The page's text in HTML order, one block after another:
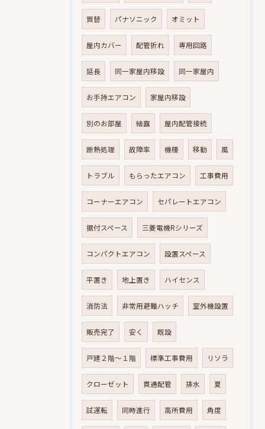
買替 パナソニック オミット
屋内カバー 配管折れ 専用回路
延長 同一家屋内移設 同一家屋内
お手持エアコン 家屋内移設
別のお部屋 結露 屋内配管接続
断熱処理 故障率 機種 移動 風
トラブル もらったエアコン 工事費用
コーナーエアコン セパレートエアコン
据付スペース 三菱電機Rシリーズ
コンパクトエアコン 設置スペース
平置き 地上置き ハイセンス
消防法 非常用避難ハッチ 室外機設置
販売完了 安く 既設
戸建２階～１階 標準工事費用 リソラ
クローゼット 貫通配管 排水 夏
試運転 同時進行 高所費用 角度